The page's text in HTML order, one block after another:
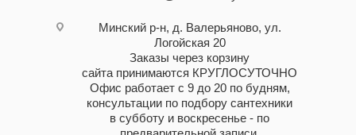
Минский р-н, д. Валерьяново, ул.
Логойская 20
Заказы через корзину
сайта принимаются КРУГЛОСУТОЧНО
Офис работает с 9 до 20 по будням,
консультации по подбору сантехники
в субботу и воскресенье - по